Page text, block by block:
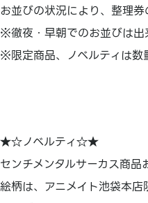
お並びの状況により、整理券
※徹夜・早朝でのお並びは出
※限定商品、ノベルティは数
★☆ノベルティ☆★
センチメンタルサーカス商
絵柄は、アニメイト池袋本